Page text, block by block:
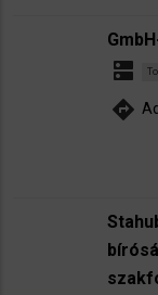
dns
directions